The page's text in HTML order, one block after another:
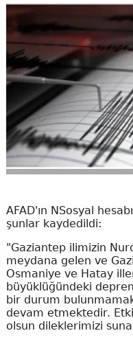
AFAD'ın NSosyal
şunlar kaydedildi:
"Gaziantep ilimizin
meydana gelen ve
Osmaniye ve Hatay
büyüklüğündeki
bir durum
devam etmektedir.
olsun dileklerimizi